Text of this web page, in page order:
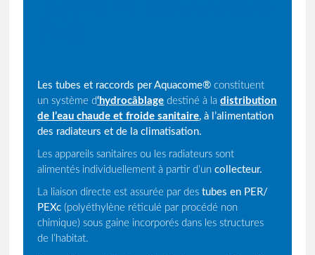
Les tubes et raccords per Aquacome® constituent
un système d‘hydrocâblage destiné à ladistribution
de l’eau chaude et froide sanitaire, à l’alimentation
des radiateurs et de la climatisation.
Les appareils sanitaires ou les radiateurs sont
alimentés individuellement à partir d’uncollecteur.
La liaison directe est assurée par destubes en PER/
PEXc (polyéthylène réticulé par procédé non
chimique) sous gaine incorporés dans les structures
de l’habitat.